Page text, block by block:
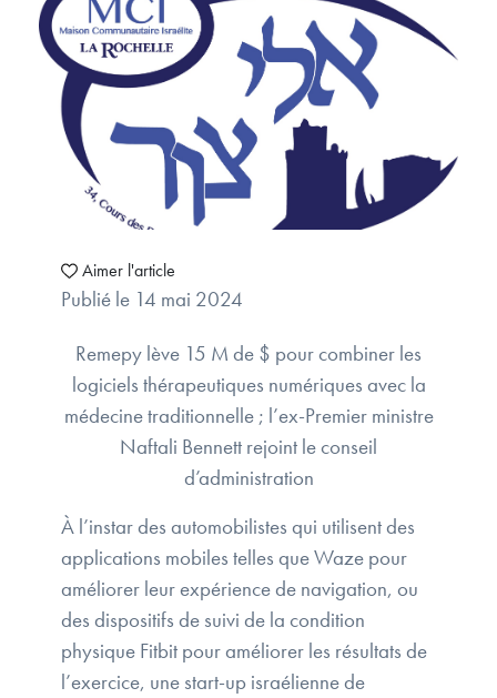
Aimer l'article
Publié le 14 mai 2024
Remepy lève 15 M de $ pour combiner les
logiciels thérapeutiques numériques avec la
médecine traditionnelle ; l’ex-Premier ministre
Naftali Bennett rejoint le conseil
d’administration
À l’instar des automobilistes qui utilisent des
applications mobiles telles que Waze pour
améliorer leur expérience de navigation, ou
des dispositifs de suivi de la condition
physique Fitbit pour améliorer les résultats de
l’exercice, une start-up israélienne de